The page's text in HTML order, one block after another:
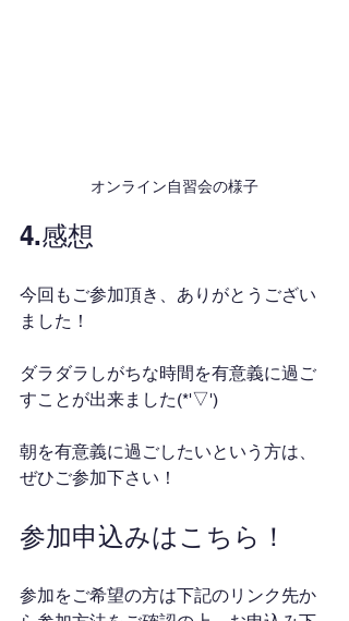
オンライン自習会の様子
4.感想
今回もご参加頂き、ありがとうござい
ました！
ダラダラしがちな時間を有意義に過ご
すことが出来ました(*'▽')
朝を有意義に過ごしたいという方は、
ぜひご参加下さい！
参加申込みはこちら！
参加をご希望の方は下記のリンク先か